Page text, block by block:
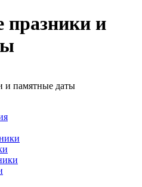
празники и
и памятные даты